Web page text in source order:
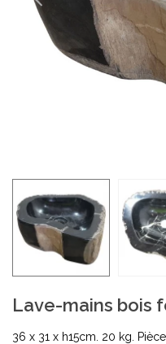
Lave-mains bois
36 x 31 x h15cm. 20 kg.